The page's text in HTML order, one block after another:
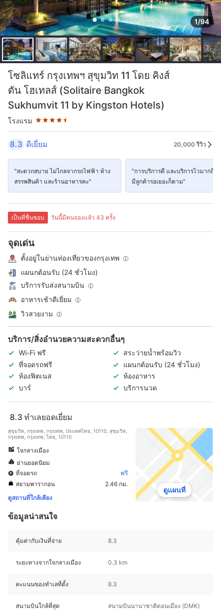
1/94
โซลิแทร์ กรุงเทพฯ สุขุมวิท 11 โดย คิงส์
ตัน โฮเทลส์ (Solitaire Bangkok
Sukhumvit 11 by Kingston Hotels)
โรงแรม
ระดับดาว: 4.5 ดาว
8.3 ดีเยี่ยม 20,000 รีวิว
"สะดวกสบาย ไม่ไกลจากรถไฟฟ้า ห้าง
สรรพสินค้า และร้านอาหารคะ"
"การบริการดี และบริการไวมากถึง
มีลูกค้ารอเยอะก็ตาม"
เป็นที่ชื่นชอบ วันนี้มีคนจองแล้ว 43 ครั้ง
จุดเด่น
ตั้งอยู่ในย่านท่องเที่ยวของกรุงเทพ
แผนกต้อนรับ (24 ชั่วโมง)
บริการรับส่งสนามบิน
อาหารเช้าดีเยี่ยม
วิวสวยงาม
บริการ/สิ่งอำนวยความสะดวกอื่นๆ
Wi-Fi ฟรี
สระว่ายน้ำพร้อมวิว
ที่จอดรถฟรี
แผนกต้อนรับ (24 ชั่วโมง)
ห้องฟิตเนส
ห้องอาหาร
บาร์
บริการนวด
8.3 ทำเลยอดเยี่ยม
สุขุมวิท, กรุงเทพ, กรุงเทพ, ประเทศไทย, 10110, สุขุมวิท,
กรุงเทพ, กรุงเทพ, ไทย, 10110
ใจกลางเมือง
ย่านยอดนิยม
ที่จอดรถ
ฟรี
สยามพารากอน
2.46 กม.
ดูสถานที่ใกล้เคียง
ดูแผนที่
ข้อมูลน่าสนใจ
คุ้มค่ากับเงินที่จ่าย 8.3
ระยะทางจากใจกลางเมือง 0.3 km
คะแนนของทำเลที่ตั้ง 8.3
สนามบินใกล้ที่สุด สนามบินนานาชาติดอนเมือง (DMK)